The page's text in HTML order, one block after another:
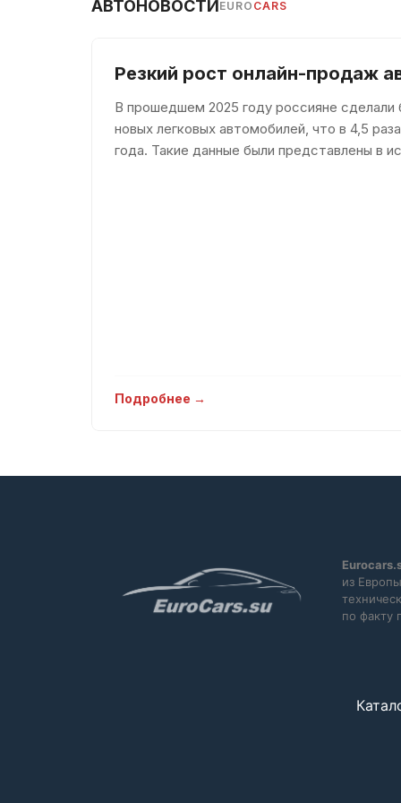
Подогрев сидений
Подсветка салона
Противобуксовочная система
Противотуманная фара
Система оповещения о расстоянии
Электрическая задняя дверь
Электрозеркала
АВТОНОВОСТИEURO CARS
Резкий рост онлайн-продаж
В прошедшем 2025 году россияне сделали
новых легковых автомобилей, что в 4,5
года. Такие данные были представлены в
Подробнее →
из
по факту